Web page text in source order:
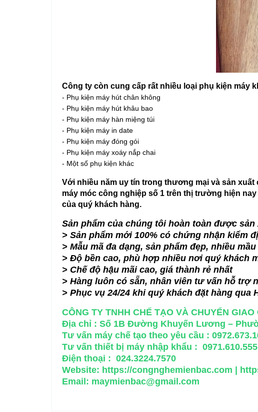
Công ty còn cung cấp rất nhiều loại phụ kiện máy
- Phụ kiện máy hút chân không
- Phụ kiện máy hút khâu bao
- Phụ kiện máy hàn miệng túi
- Phụ kiện máy in date
- Phụ kiện máy đóng gói
- Phụ kiện máy xoáy nắp chai
- Một số phụ kiện khác
Với nhiều năm uy tín trong thương mại và sản
máy móc công nghiệp số 1 trên thị trường hiện
của quý khách hàng.
Sản phẩm của chúng tôi hoàn toàn được
> Sản phẩm mới 100% có chứng nhận kiểm
> Mẫu mã đa dạng, sản phẩm đẹp, nhiều
> Độ bền cao, phù hợp nhiều nơi quý khách
> Chế độ hậu mãi cao, giá thành rẻ nhất
> Hàng luôn có sẵn, nhân viên tư vấn hỗ trợ
> Phục vụ 24/24 khi quý khách đặt hàng qua
CÔNG TY TNHH CHẾ TẠO VÀ CHUYỂN
Địa chỉ : Số 1B Đường Khuyến Lương –
Tư vấn máy chế tạo theo yêu cầu :
Tư vấn thiết bị máy nhập khẩu : 0971.610.555
Điện thoại : 024.3224.7570
Website: https://congnghemienbac.com
Email: maymienbac@gmail.com